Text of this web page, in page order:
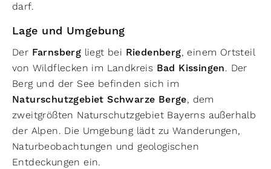
darf.
Lage und Umgebung
Der Farnsberg liegt bei Riedenberg, einem Ortsteil
von Wildflecken im Landkreis Bad Kissingen. Der
Berg und der See befinden sich im
Naturschutzgebiet Schwarze Berge, dem
zweitgrößten Naturschutzgebiet Bayerns außerhalb
der Alpen. Die Umgebung lädt zu Wanderungen,
Naturbeobachtungen und geologischen
Entdeckungen ein.